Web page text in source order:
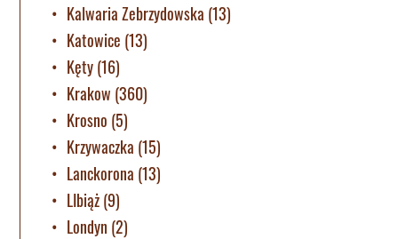
Kalwaria Zebrzydowska (13)
Katowice (13)
Kęty(16)
Krakow (360)
Krosno (5)
Krzywaczka (15)
Lanckorona (13)
LIbiąż(9)
Londyn (2)